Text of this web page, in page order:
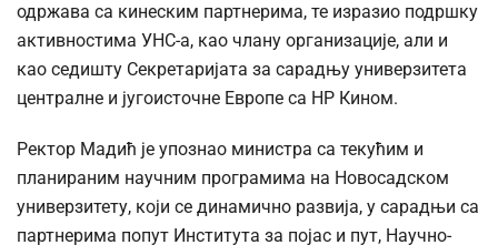
одржава са кинеским партнерима, те изразио подршку
активностима УНС-а, као члану организације, али и
као седишту Секретаријата за сарадњу универзитета
централне и југоисточне Европе са НР Кином.
Ректор Мадић је упознао министра са текућим и
планираним научним програмима на Новосадском
универзитету, који се динамично развија, у сарадњи са
партнерима попут Института за појас и пут, Научно-